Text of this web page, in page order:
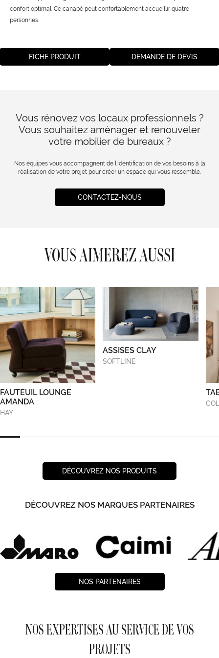
confort optimal. Ce canapé peut confortablement accueillir quatre
personnes.
FICHE PRODUIT DEMANDE DE DEVIS
Vous rénovez vos locaux professionnels ?
Vous souhaitez aménager et renouveler
votre mobilier de bureaux ?
Nos équipes vous accompagnent de l’identification de vos besoins à la
réalisation de votre projet pour créer un espace qui vous ressemble.
CONTACTEZ-NOUS
VOUS AIMEREZ AUSSI
FAUTEUIL LOUNGE
AMANDA
HAY
ASSISES CLAY
SOFTLINE
DÉCOUVREZ NOS PRODUITS
DÉCOUVREZ NOS MARQUES PARTENAIRES
NOS PARTENAIRES
NOS EXPERTISES AU SERVICE DE VOS
PROJETS